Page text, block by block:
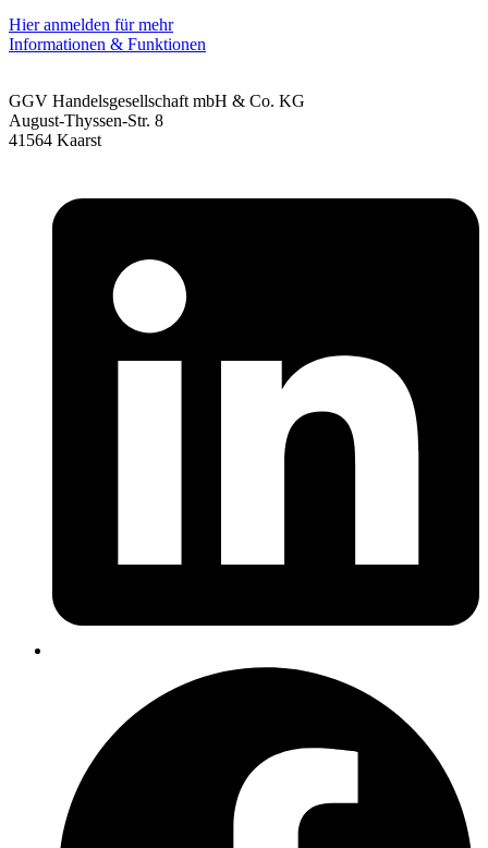
Hier anmelden für mehr
Informationen & Funktionen
GGV Handelsgesellschaft mbH & Co. KG
August-Thyssen-Str. 8
41564 Kaarst